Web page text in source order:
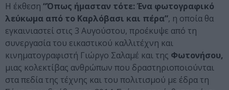
Η έκθεση “Όπως ήμασταν τότε: Ένα φωτογραφικό
λεύκωμα από το Καρλόβασι και πέρα”, η οποία θα
εγκαινιαστεί στις 3 Αυγούστου, προέκυψε από τη
συνεργασία του εικαστικού καλλιτέχνη και
κινηματογραφιστή Γιώργο Σαλαμέ και της Φωτονήσου,
μιας κολεκτίβας ανθρώπων που δραστηριοποιούνται
στα πεδία της τέχνης και του πολιτισμού με έδρα τη